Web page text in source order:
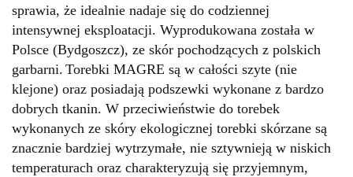
sprawia, że idealnie nadaje się do codziennej
intensywnej eksploatacji. Wyprodukowana została w
Polsce (Bydgoszcz), ze skór pochodzących z polskich
garbarni. Torebki MAGRE są w całości szyte (nie
klejone) oraz posiadają podszewki wykonane z bardzo
dobrych tkanin. W przeciwieństwie do torebek
wykonanych ze skóry ekologicznej torebki skórzane są
znacznie bardziej wytrzymałe, nie sztywnieją w niskich
temperaturach oraz charakteryzują się przyjemnym,